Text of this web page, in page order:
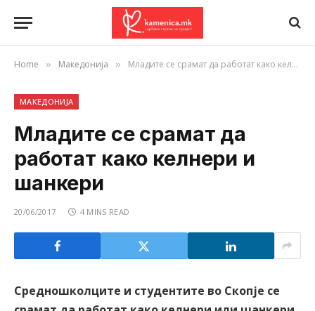
Home » Македонија » Младите се срамат да работат како келнери и шанкери
МАКЕДОНИЈА
Младите се срамат да
работат како келнери и
шанкери
20/06/2017 4 MINS READ
Средношколците и студентите во Скопје се